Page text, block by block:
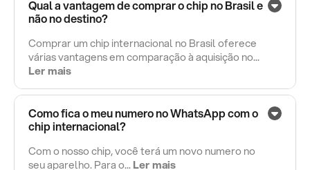
Qual a vantagem de comprar o chip no Brasil e
não no destino?
Comprar um chip internacional no Brasil oferece
várias vantagens em comparação à aquisição no...
Ler mais
Como fica o meu numero no WhatsApp com o
chip internacional?
Com o nosso chip, você terá um novo numero no
seu aparelho. Para o...Ler mais